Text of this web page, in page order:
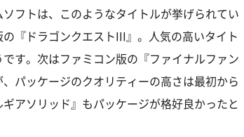
フトは、このようなタイトルが挙げられてい
『ドラゴンクエストIII』。人気の高いタイト
す。次はファミコン版の『ファイナルファン
パッケージのクオリティーの高さは最初から
アソリッド』もパッケージが格好良かったと